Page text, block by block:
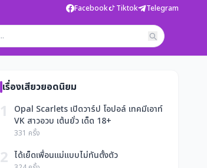
Facebook Tiktok Telegram
เรื่องเสียวยอดนิยม
1
Opal Scarlets เปิดวาร์ป โอปอล์ เทคมีเอาท์
VK สาวอวบ เต้นยั่ว เด็ด 18+
331 ครั้ง
2 ได้เย็ดเพื่อนแม่แบบไม่ทันตั้งตัว